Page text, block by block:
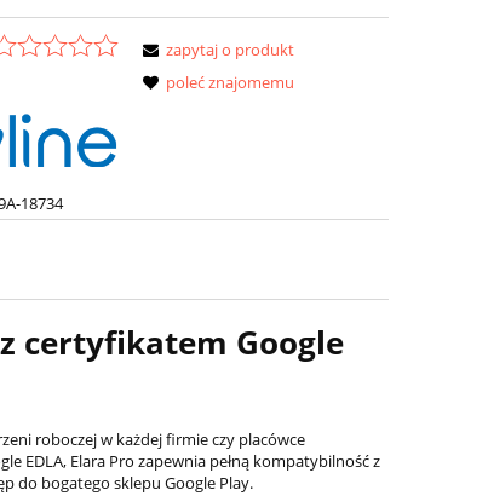
18734
zapytaj o produkt
poleć znajomemu
certyfikatem Google
roboczej w każdej firmie czy placówce
EDLA, Elara Pro zapewnia pełną kompatybilność z
do bogatego sklepu Google Play.